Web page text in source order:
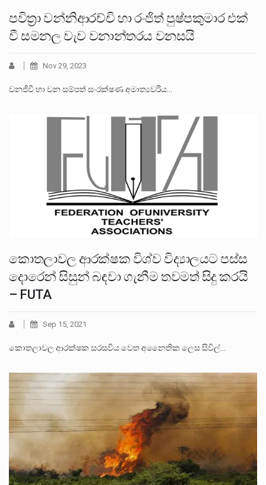
පවිත්‍රා වන්නිආරච්චි හා රංජිත් පුෂ්පකුමාර එක්
වී සමනල වැව වනාන්තරය වනසයි
Nov 29, 2023
වනජීවී හා වන සම්පත් සංරක්ෂණ අමාත්‍යවරිය…
කොතලාවල ආරක්ෂක විශ්ව විද්‍යාලයට පස්ස
දොරෙන් සිසුන් බඳවා ගැනීම තවමත් සිදු කරයි
– FUTA
Sep 15, 2021
කොතලාවල ආරක්ෂක සරසවිය වෙත අනෛතික ලෙස සිවිල්…